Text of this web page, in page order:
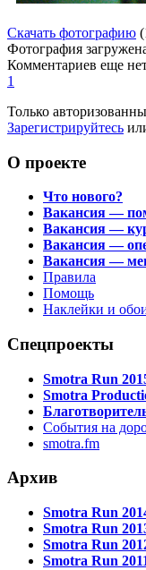
Скачать фотографию
Фотография
Комментариев еще
1
Только
Зарегистрируйтесь
О проекте
Что нового?
Вакансия —
Вакансия —
Вакансия —
Вакансия —
Правила
Помощь
Наклейки и
Спецпроекты
Smotra Run
Smotra
События на
smotra.fm
Архив
Smotra Run
Smotra Run
Smotra Run
Smotra Run